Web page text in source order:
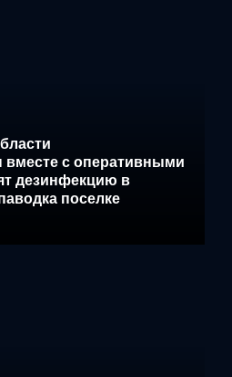
с оперативными
дезинфекцию в
поселке